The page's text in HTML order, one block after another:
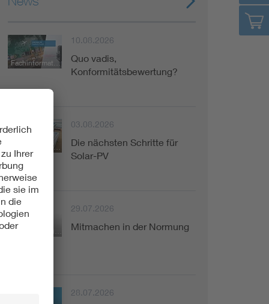
Fachinformation
10.08.2026
Quo vadis,
Konformitätsbewertung?
Fachinformation
03.08.2026
Die nächsten Schritte für
Solar-PV
29.07.2026
Mitmachen in der Normung
28.07.2026